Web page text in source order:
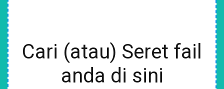
Cari (atau) Seret fail
anda di sini